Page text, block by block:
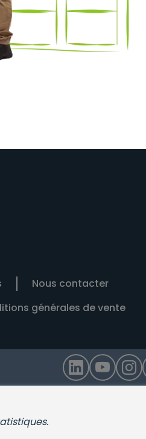
de la digestion,
fibres et avec une teneur
sélectionnées de
de 12 pochons
Nous contacter
générales de vente